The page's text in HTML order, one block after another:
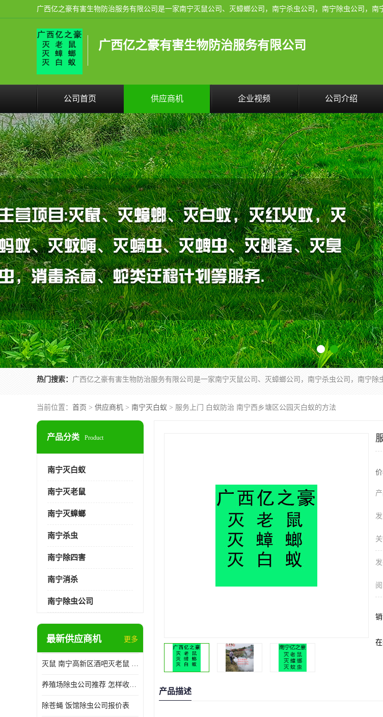
广西亿之豪有害生物防治服务有限公司
公司首页 供应商机 企业视频 公司介绍
热门搜索：
当前位置： 首页 > 供应商机 > 南宁灭白蚁 > 服务上门 白蚁防治 南宁西乡塘区公园灭白蚁的方法
产品分类 Product
南宁灭白蚁
南宁灭老鼠
南宁灭蟑螂
南宁杀虫
南宁除四害
南宁消杀
南宁除虫公司
最新供应商机 更多
灭鼠 南宁高新区酒吧灭老鼠 诚信经营
养殖场除虫公司推荐 怎样收费 除苍蝇
除苍蝇 饭馆除虫公司报价表
价
发
发
销
在
产品描述